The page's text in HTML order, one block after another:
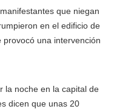
que niegan
en el edificio de
provocó una intervención
la noche en la capital de
dicen que unas 20